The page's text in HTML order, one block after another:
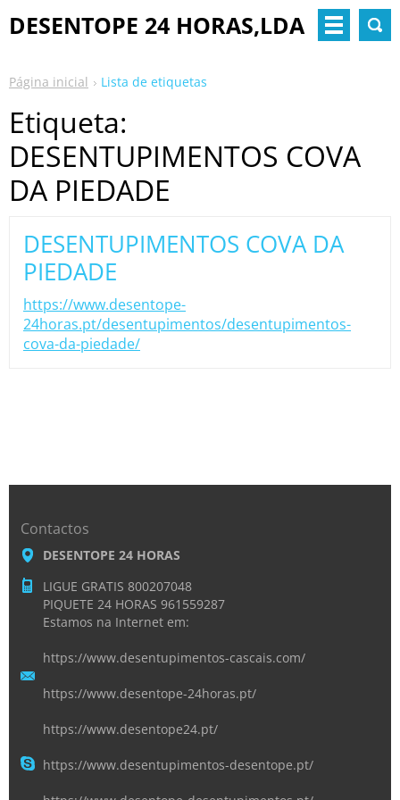
DESENTOPE 24 HORAS,LDA
Página inicial Lista de etiquetas
Etiqueta:
DESENTUPIMENTOS COVA
DA PIEDADE
DESENTUPIMENTOS COVA DA
PIEDADE
https://www.desentope-
24horas.pt/desentupimentos/desentupimentos-
cova-da-piedade/
Contactos
DESENTOPE 24 HORAS
LIGUE GRATIS 800207048
PIQUETE 24 HORAS 961559287
Estamos na Internet em:
https://www.desentupimentos-cascais.com/
https://www.desentope-24horas.pt/
https://www.desentope24.pt/
https://www.desentupimentos-desentope.pt/